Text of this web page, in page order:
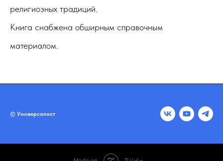
религиозных традиций.
Книга снабжена обширным справочным
материалом.
© Универсалист